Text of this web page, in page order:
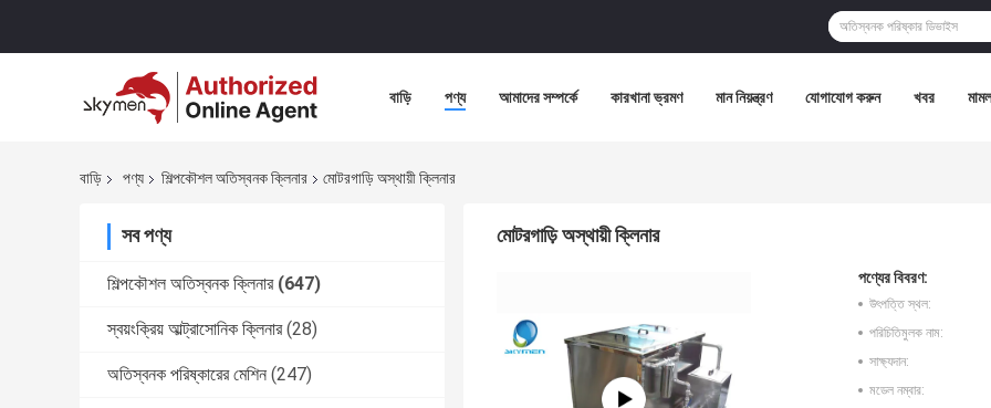
বাড়ি পণ্য আমাদের সম্পর্কে কারখানা ভ্রমণ মান নিয়ন্ত্রণ যোগাযোগ করুন খবর
বাড়ি পণ্য শিল্পকৌশল অতিস্বনক ক্লিনার মোটরগাড়ি অস্থায়ী ক্লিনার
সব পণ্য
শিল্পকৌশল অতিস্বনক ক্লিনার (647)
স্বয়ংক্রিয় আল্ট্রাসোনিক ক্লিনার (28)
অতিস্বনক পরিষ্কারের মেশিন (247)
মোটরগাড়ি অস্থায়ী ক্লিনার
পণ্যের বিবরণ:
উৎপত্তি স্থল:
পরিচিতিমুলক নাম:
সাক্ষ্যদান:
মডেল নম্বার: